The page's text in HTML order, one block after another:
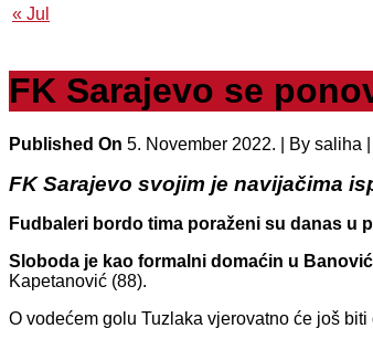
« Jul
FK Sarajevo se
Published On 5. November 2022. | By saliha |
FK Sarajevo svojim je navijačima
Fudbaleri bordo tima poraženi su danas u
Sloboda je kao formalni domaćin u
Kapetanović (88).
O vodećem golu Tuzlaka vjerovatno će još